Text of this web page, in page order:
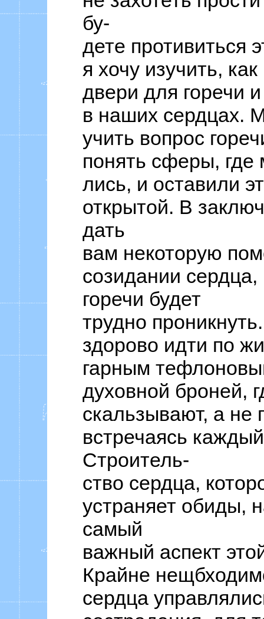
бу-
дете противиться
я хочу изучить,
двери для горечи
в наших сердцах.
учить вопрос
понять сферы, где
лись, и оставили
открытой. В
дать
вам некоторую
созидании сердца,
горечи будет
трудно
здорово идти по
гарным
духовной броней,
скальзывают, а не
встречаясь
Строитель-
ство сердца,
устраняет обиды,
самый
важный аспект
Крайне
сердца